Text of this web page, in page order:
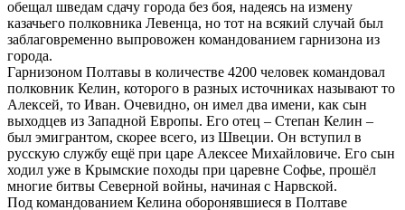
обещал шведам сдачу города без боя, надеясь на измену
казачьего полковника Левенца, но тот на всякий случай был
заблаговременно выпровожен командованием гарнизона из
города.
Гарнизоном Полтавы в количестве 4200 человек командовал
полковник Келин, которого в разных источниках называют то
Алексей, то Иван. Очевидно, он имел два имени, как сын
выходцев из Западной Европы. Его отец – Степан Келин –
был эмигрантом, скорее всего, из Швеции. Он вступил в
русскую службу ещё при царе Алексее Михайловиче. Его сын
ходил уже в Крымские походы при царевне Софье, прошёл
многие битвы Северной войны, начиная с Нарвской.
Под командованием Келина оборонявшиеся в Полтаве